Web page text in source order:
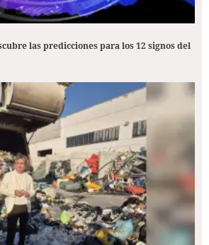
las predicciones para los 12 signos del